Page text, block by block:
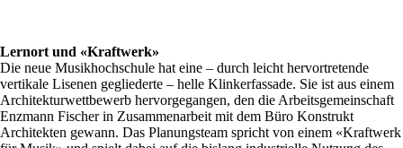
Lernort und «Kraftwerk»
Die neue Musikhochschule hat eine – durch leicht hervortretende
vertikale Lisenen gegliederte – helle Klinkerfassade. Sie ist aus einem
Architekturwettbewerb hervorgegangen, den die Arbeitsgemeinschaft
Enzmann Fischer in Zusammenarbeit mit dem Büro Konstrukt
Architekten gewann. Das Planungsteam spricht von einem «Kraftwerk